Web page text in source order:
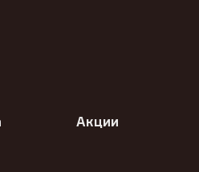
Акции